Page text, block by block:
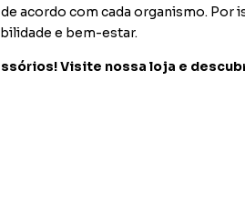
acordo com cada organismo. Por
e bem-estar.
Visite nossa loja e